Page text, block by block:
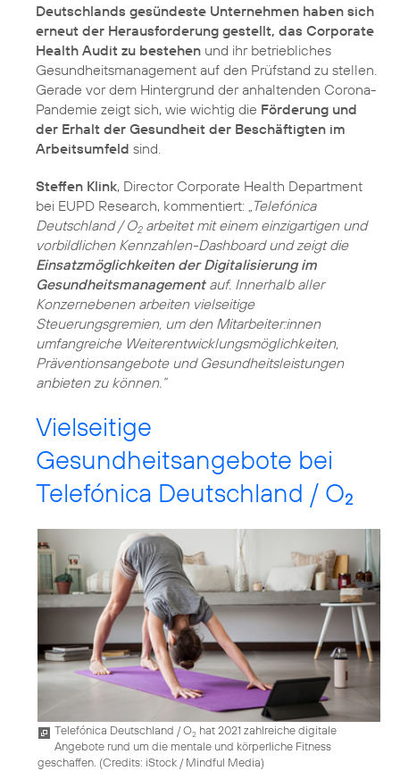
Deutschlands gesündeste Unternehmen haben sich
erneut der Herausforderung gestellt, das Corporate
Health Audit zu bestehen und ihr betriebliches
Gesundheitsmanagement auf den Prüfstand zu stellen.
Gerade vor dem Hintergrund der anhaltenden Corona-
Pandemie zeigt sich, wie wichtig die Förderung und
der Erhalt der Gesundheit der Beschäftigten im
Arbeitsumfeld sind.
Steffen Klink, Director Corporate Health Department
bei EUPD Research, kommentiert: „Telefónica
Deutschland / O2arbeitet mit einem einzigartigen und
vorbildlichen Kennzahlen-Dashboard und zeigt die
Einsatzmöglichkeiten der Digitalisierung im
Gesundheitsmanagementauf. Innerhalb aller
Konzernebenen arbeiten vielseitige
Steuerungsgremien, um den Mitarbeiter:innen
umfangreiche Weiterentwicklungsmöglichkeiten,
Präventionsangebote und Gesundheitsleistungen
anbieten zu können.“
Vielseitige
Gesundheitsangebote bei
Telefónica Deutschland / O2
Telefónica Deutschland / O2 hat 2021 zahlreiche digitale
Angebote rund um die mentale und körperliche Fitness
geschaffen. (Credits: iStock / Mindful Media)